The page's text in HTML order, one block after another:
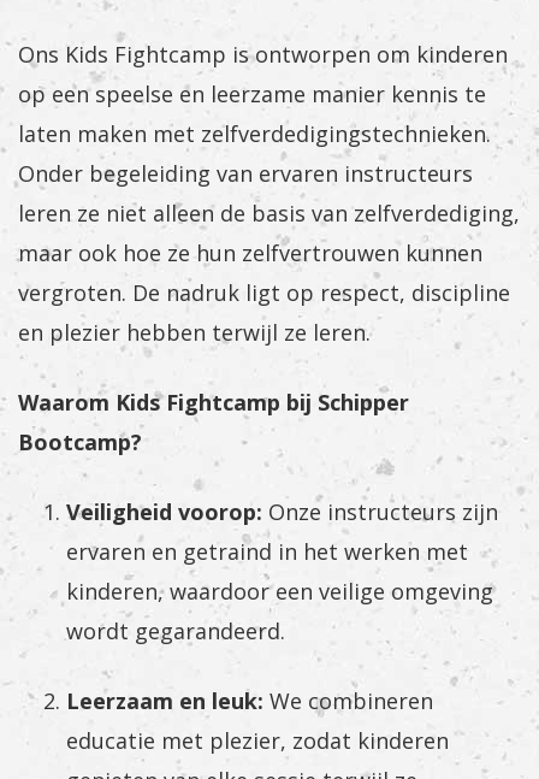
Ons Kids Fightcamp is ontworpen om kinderen
op een speelse en leerzame manier kennis te
laten maken met zelfverdedigingstechnieken.
Onder begeleiding van ervaren instructeurs
leren ze niet alleen de basis van zelfverdediging,
maar ook hoe ze hun zelfvertrouwen kunnen
vergroten. De nadruk ligt op respect, discipline
en plezier hebben terwijl ze leren.
Waarom Kids Fightcamp bij Schipper
Bootcamp?
Veiligheid voorop: Onze instructeurs zijn
ervaren en getraind in het werken met
kinderen, waardoor een veilige omgeving
wordt gegarandeerd.
Leerzaam en leuk: We combineren
educatie met plezier, zodat kinderen